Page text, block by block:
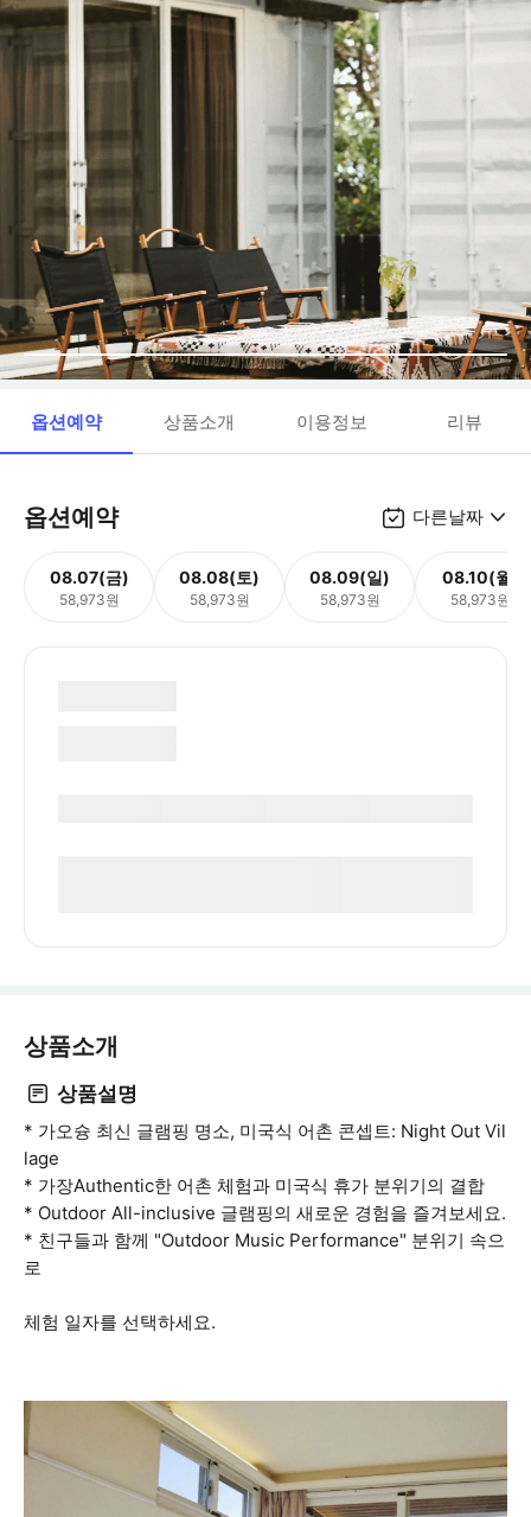
옵션예약 상품소개 이용정보 리뷰
옵션예약 다른날짜
08.07(금)
58,973원
08.08(토)
58,973원
08.09(일)
58,973원
08.10(월)
58,973원
상품소개
상품설명
* 가오슝 최신 글램핑 명소, 미국식 어촌 콘셉트: Night Out Vil
lage
* 가장Authentic한 어촌 체험과 미국식 휴가 분위기의 결합
* Outdoor All-inclusive 글램핑의 새로운 경험을 즐겨보세요.
* 친구들과 함께 "Outdoor Music Performance" 분위기 속으
로
체험 일자를 선택하세요.